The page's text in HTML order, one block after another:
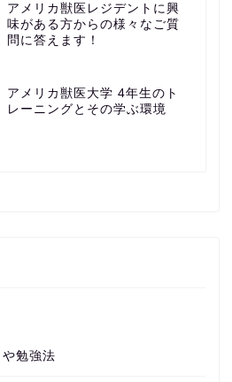
アメリカ獣医レジデントに興
味がある方からの様々なご質
問に答えます！
アメリカ獣医大学 4年生のト
レーニングとその学ぶ環境
勉強法